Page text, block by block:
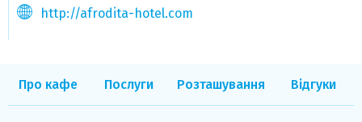
http://afrodita-hotel.com
Про кафе Послуги Розташування Відгуки